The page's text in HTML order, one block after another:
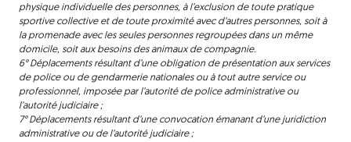
physique individuelle des personnes, à l’exclusion de toute pratique
sportive collective et de toute proximité avec d’autres personnes, soit à
la promenade avec les seules personnes regroupées dans un même
domicile, soit aux besoins des animaux de compagnie.
6° Déplacements résultant d’une obligation de présentation aux services
de police ou de gendarmerie nationales ou à tout autre service ou
professionnel, imposée par l’autorité de police administrative ou
l’autorité judiciaire ;
7° Déplacements résultant d’une convocation émanant d’une juridiction
administrative ou de l’autorité judiciaire ;